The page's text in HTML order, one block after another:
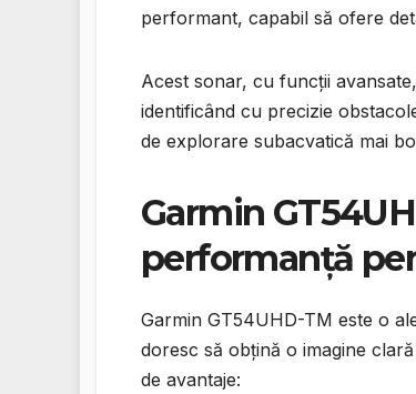
performant, capabil să ofere
Acest sonar, cu funcții
identificând cu precizie
de explorare subacvatică mai
Garmin
performanță
Garmin GT54UHD-TM este o
doresc să obțină o imagine
de avantaje: